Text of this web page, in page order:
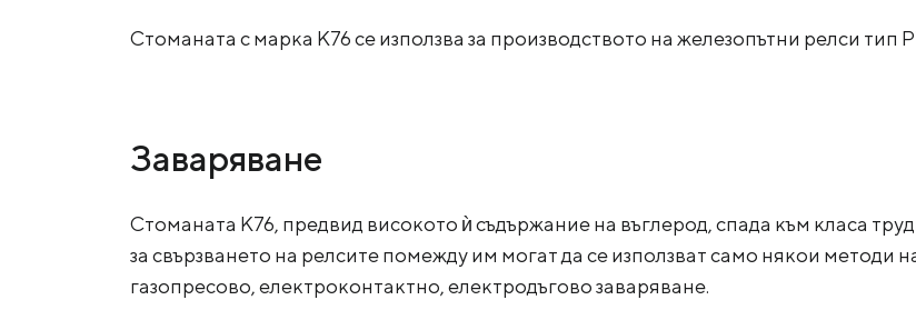
Стоманата с марка К76 се използва за производството на железопътни релси тип
Заваряване
Стоманата К76, предвид високото ѝ съдържание на въглерод, спада към класа
за свързването на релсите помежду им могат да се използват само някои методи
газопресово, електроконтактно, електродъгово заваряване.